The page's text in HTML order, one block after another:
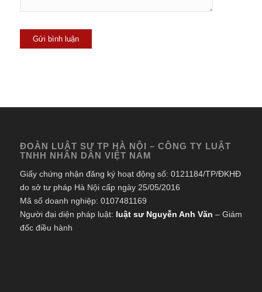
ĐOÀN LUẬT SƯ TP HÀ NỘI – CÔNG TY LUẬT
TNHH NHÂN DÂN VIỆT NAM
Giấy chứng nhận đăng ký hoạt động số: 0121184/TP/ĐKHĐ
do sở tư pháp Hà Nội cấp ngày 25/05/2016
Mã số doanh nghiệp: 0107481169
Người đại diện pháp luật: luật sư Nguyễn Anh Văn – Giám
đốc điều hành